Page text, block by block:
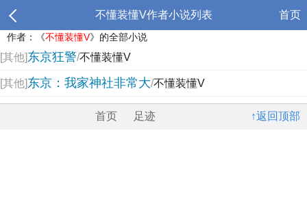
不懂装懂V作者小说列表 首页
作者：《不懂装懂V》的全部小说
[其他]东京狂警/不懂装懂V
[其他]东京：我家神社非常大/不懂装懂V
↑返回顶部
首页 足迹